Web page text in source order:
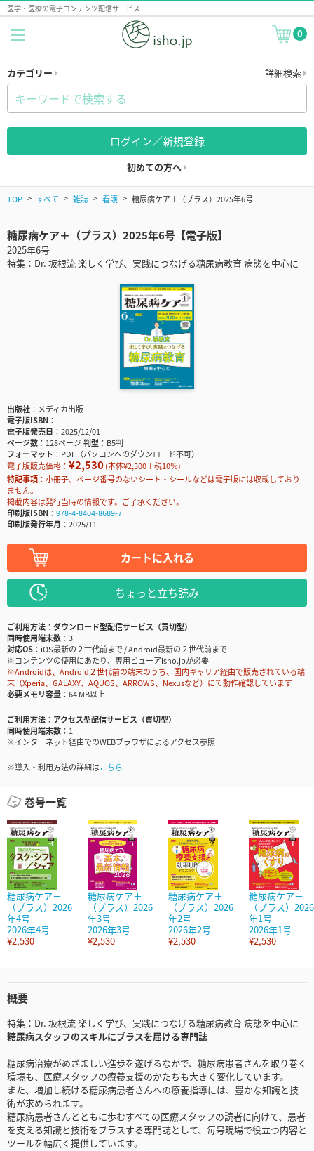
医学・医療の電子コンテンツ配信サービス
0
カテゴリー 詳細検索
ログイン／新規登録
初めての方へ
TOP すべて 雑誌 看護 糖尿病ケア＋（プラス）2025年6号
糖尿病ケア＋（プラス）2025年6号【電子版】
2025年6号
特集：Dr. 坂根流 楽しく学び、実践につなげる糖尿病教育 病態を中心に
出版社
メディカ出版
電子版ISBN
電子版発売日
2025/12/01
ページ数
128ページ判型
B5判
フォーマット
PDF（パソコンへのダウンロード不可）
電子版販売価格： ¥2,530(本体¥2,300＋税10％)
特記事項
小冊子、ページ番号のないシート・シールなどは電子版には収載しており
ません。
掲載内容は発行当時の情報です。ご了承ください。
印刷版ISBN
978-4-8404-8689-7
印刷版発行年月
2025/11
カートに入れる
ちょっと立ち読み
ご利用方法
ダウンロード型配信サービス（買切型）
同時使用端末数
3
対応OS
iOS最新の２世代前まで / Android最新の２世代前まで
※コンテンツの使用にあたり、専用ビューアisho.jpが必要
※Androidは、Android２世代前の端末のうち、国内キャリア経由で販売されている端
末（Xperia、GALAXY、AQUOS、ARROWS、Nexusなど）にて動作確認しています
必要メモリ容量
64 MB以上
ご利用方法
アクセス型配信サービス（買切型）
同時使用端末数
1
※インターネット経由でのWEBブラウザによるアクセス参照
※導入・利用方法の詳細はこちら
巻号一覧
糖尿病ケア＋
（プラス）2026
年4号
2026年4号
¥2,530
糖尿病ケア＋
（プラス）2026
年3号
2026年3号
¥2,530
糖尿病ケア＋
（プラス）2026
年2号
2026年2号
¥2,530
糖尿病ケア＋
（プラス）2026
年1号
2026年1号
¥2,530
概要
特集：Dr. 坂根流 楽しく学び、実践につなげる糖尿病教育 病態を中心に
糖尿病スタッフのスキルにプラスを届ける専門誌
糖尿病治療がめざましい進歩を遂げるなかで、糖尿病患者さんを取り巻く
環境も、医療スタッフの療養支援のかたちも大きく変化しています。
また、増加し続ける糖尿病患者さんへの療養指導には、豊かな知識と技
術が求められます。
糖尿病患者さんとともに歩むすべての医療スタッフの読者に向けて、患者
を支える知識と技術をプラスする専門誌として、毎号現場で役立つ内容と
ツールを幅広く提供しています。